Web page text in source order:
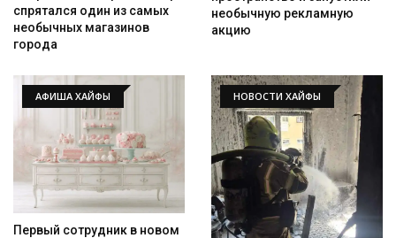
спрятался один из самых
необычных магазинов
города
необычную рекламную
акцию
АФИША ХАЙФЫ
Первый сотрудник в новом
НОВОСТИ ХАЙФЫ